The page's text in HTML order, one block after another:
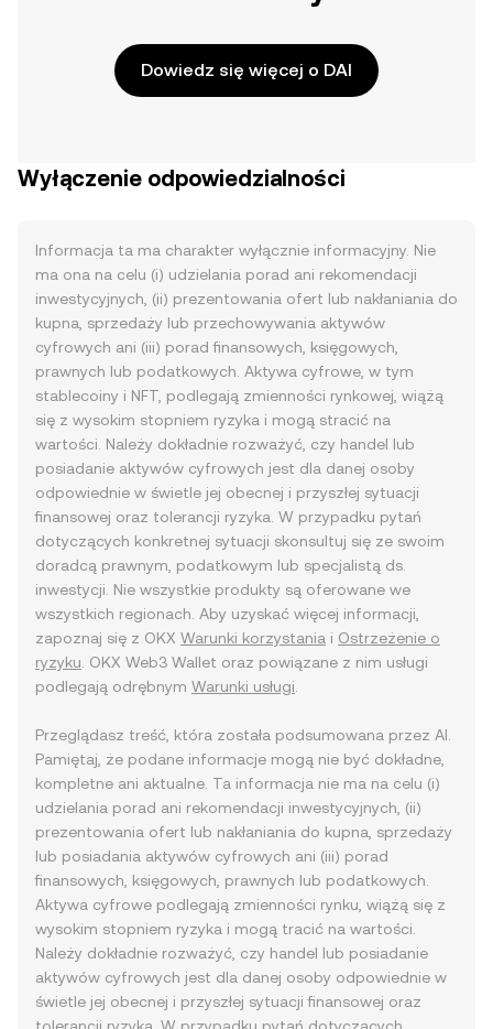
Dowiedz się więcej o DAI
Wyłączenie odpowiedzialności
Informacja ta ma charakter wyłącznie informacyjny. Nie
ma ona na celu (i) udzielania porad ani rekomendacji
inwestycyjnych, (ii) prezentowania ofert lub nakłaniania do
kupna, sprzedaży lub przechowywania aktywów
cyfrowych ani (iii) porad finansowych, księgowych,
prawnych lub podatkowych. Aktywa cyfrowe, w tym
stablecoiny i NFT, podlegają zmienności rynkowej, wiążą
się z wysokim stopniem ryzyka i mogą stracić na
wartości. Należy dokładnie rozważyć, czy handel lub
posiadanie aktywów cyfrowych jest dla danej osoby
odpowiednie w świetle jej obecnej i przyszłej sytuacji
finansowej oraz tolerancji ryzyka. W przypadku pytań
dotyczących konkretnej sytuacji skonsultuj się ze swoim
doradcą prawnym, podatkowym lub specjalistą ds.
inwestycji. Nie wszystkie produkty są oferowane we
wszystkich regionach. Aby uzyskać więcej informacji,
zapoznaj się z OKX Warunki korzystania i Ostrzeżenie o
ryzyku . OKX Web3 Wallet oraz powiązane z nim usługi
podlegają odrębnym Warunki usługi
Przeglądasz treść, która została podsumowana przez AI.
Pamiętaj, że podane informacje mogą nie być dokładne,
kompletne ani aktualne. Ta informacja nie ma na celu (i)
udzielania porad ani rekomendacji inwestycyjnych, (ii)
prezentowania ofert lub nakłaniania do kupna, sprzedaży
lub posiadania aktywów cyfrowych ani (iii) porad
finansowych, księgowych, prawnych lub podatkowych.
Aktywa cyfrowe podlegają zmienności rynku, wiążą się z
wysokim stopniem ryzyka i mogą tracić na wartości.
Należy dokładnie rozważyć, czy handel lub posiadanie
aktywów cyfrowych jest dla danej osoby odpowiednie w
świetle jej obecnej i przyszłej sytuacji finansowej oraz